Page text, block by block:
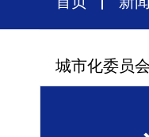
城市化委员会